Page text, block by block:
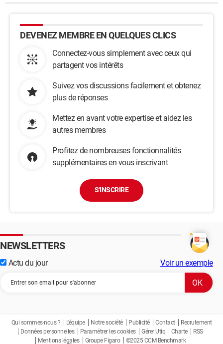
DEVENEZ MEMBRE EN QUELQUES CLICS
Connectez-vous simplement avec ceux qui
partagent vos intérêts
Suivez vos discussions facilement et obtenez
plus de réponses
Mettez en avant votre expertise et aidez les
autres membres
Profitez de nombreuses fonctionnalités
supplémentaires en vous inscrivant
S'INSCRIRE
NEWSLETTERS
Actu du jour Voir un exemple
Qui sommes-nous ? L'équipe Notre société Publicité Contact
Recrutement
Données personnelles
Paramétrer les cookies Gérer Utiq Charte
RSS
Mentions légales
Groupe Figaro ©2025 CCM Benchmark